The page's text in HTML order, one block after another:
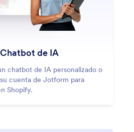
de IA
chatbot de IA personalizado o
cuenta de Jotform para
Shopify.